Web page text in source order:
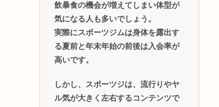
飲暴食の機会が増えてしまい体型が
気になる人も多いでしょう。
実際にスポーツジムは身体を露出す
る夏前と年末年始の前後は入会率が
高いです。
しかし、スポーツジは、流行りやヤ
ル気が大きく左右するコンテンツで